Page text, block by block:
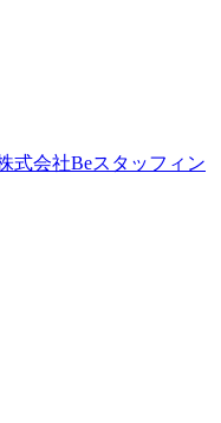
式会社Beスタッフィン